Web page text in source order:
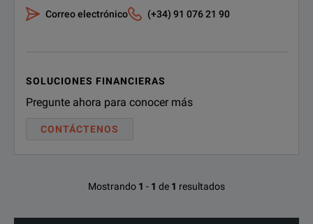
Correo electrónico (+34) 91 076 21 90
SOLUCIONES FINANCIERAS
Pregunte ahora para conocer más
CONTÁCTENOS
Mostrando 1 - 1 de 1 resultados
MX2-10G-S8
Accessories for QSFP+ Interfaces